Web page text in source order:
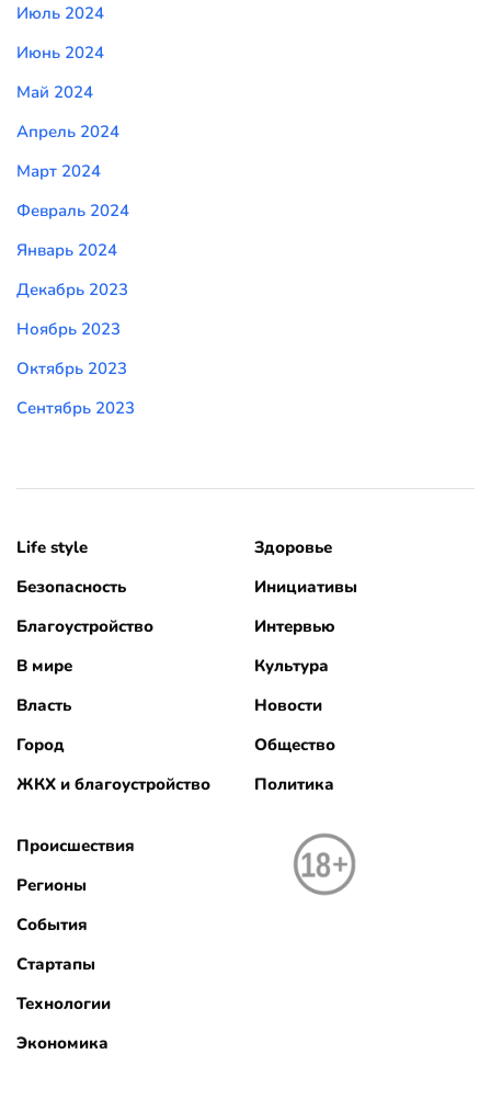
Июль 2024
Июнь 2024
Май 2024
Апрель 2024
Март 2024
Февраль 2024
Январь 2024
Декабрь 2023
Ноябрь 2023
Октябрь 2023
Сентябрь 2023
Life style
Безопасность
Благоустройство
В мире
Власть
Город
ЖКХ и благоустройство
Здоровье
Инициативы
Интервью
Культура
Новости
Общество
Политика
Происшествия
Регионы
События
Стартапы
Технологии
Экономика